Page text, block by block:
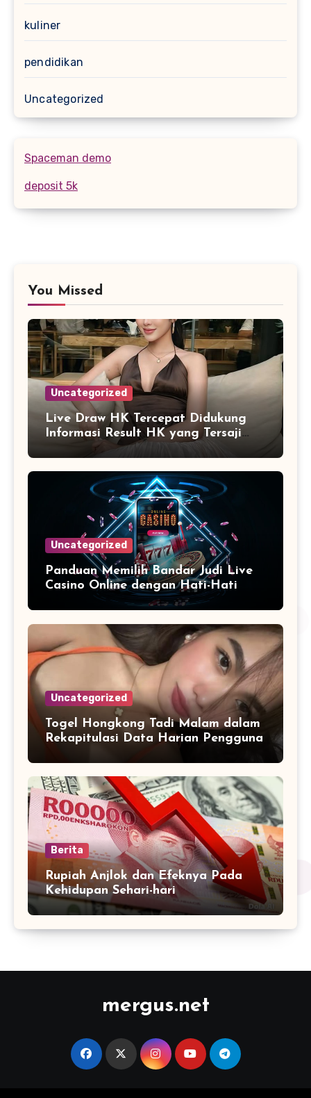
kuliner
pendidikan
Uncategorized
Spaceman demo
deposit 5k
You Missed
Uncategorized
Live Draw HK Tercepat Didukung
Informasi Result HK yang Tersaji
Secara Real Time
Uncategorized
Panduan Memilih Bandar Judi Live
Casino Online dengan Hati-Hati
Uncategorized
Togel Hongkong Tadi Malam dalam
Rekapitulasi Data Harian Pengguna
Berita
Rupiah Anjlok dan Efeknya Pada
Kehidupan Sehari-hari
mergus.net